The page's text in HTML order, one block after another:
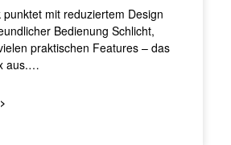
mit reduziertem Design
Bedienung Schlicht,
praktischen Features – das
aus.…